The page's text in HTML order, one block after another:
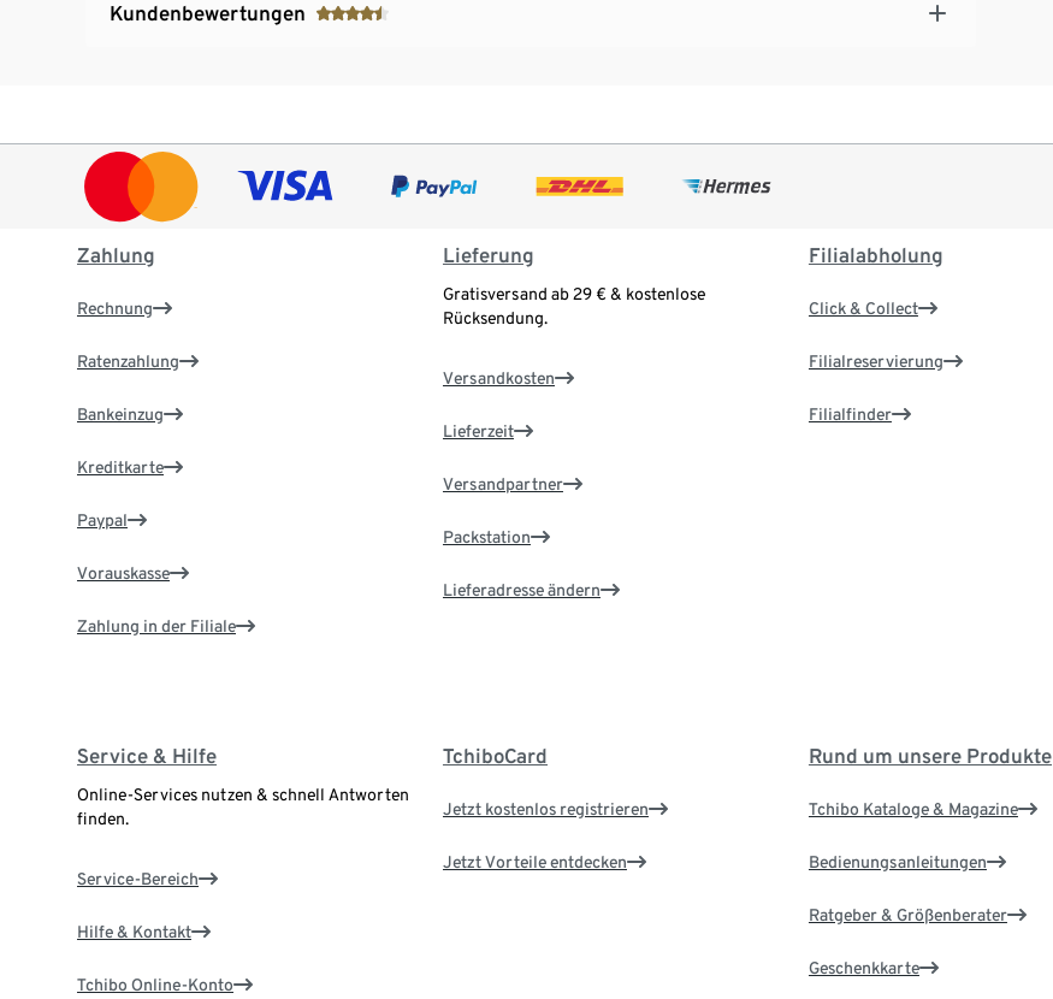
Kundenbewertungen
Zahlung
Rechnung
Ratenzahlung
Bankeinzug
Kreditkarte
Paypal
Vorauskasse
Zahlung in der Filiale
Lieferung
Gratisversand ab 29 € & kostenlose
Rücksendung.
Versandkosten
Lieferzeit
Versandpartner
Packstation
Lieferadresse ändern
Filialabholung
Click & Collect
Filialreservierung
Filialfinder
Service & Hilfe
Online-Services nutzen & schnell Antworten
finden.
Service-Bereich
Hilfe & Kontakt
Tchibo Online-Konto
TchiboCard
Jetzt kostenlos registrieren
Jetzt Vorteile entdecken
Rund um unsere Produkte
Tchibo Kataloge & Magazine
Bedienungsanleitungen
Ratgeber & Größenberater
Geschenkkarte